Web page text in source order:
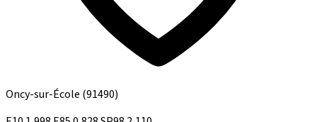
Oncy-sur-École (91490)